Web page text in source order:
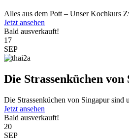
Alles aus dem Pott – Unser Kochkurs
Jetzt ansehen
Bald ausverkauft!
17
SEP
Die Strassenküchen
Die Strassenküchen von Singapur sind
Jetzt ansehen
Bald ausverkauft!
20
SEP